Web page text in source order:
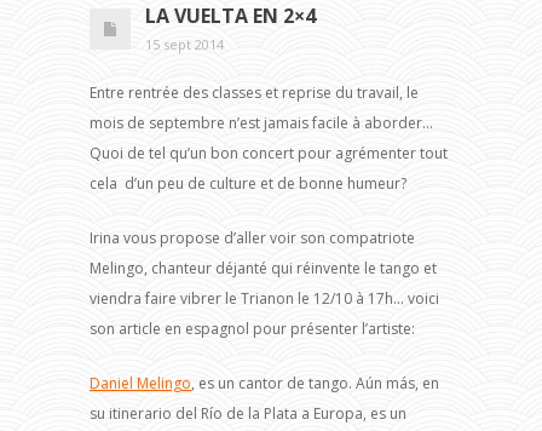
LA VUELTA EN 2×4
15 sept 2014
Entre rentrée des classes et reprise du travail, le
mois de septembre n’est jamais facile à aborder…
Quoi de tel qu’un bon concert pour agrémenter tout
cela d’un peu de culture et de bonne humeur?
Irina vous propose d’aller voir son compatriote
Melingo, chanteur déjanté qui réinvente le tango et
viendra faire vibrer le Trianon le 12/10 à 17h… voici
son article en espagnol pour présenter l’artiste:
Daniel Melingo, es un cantor de tango. Aún más, en
su itinerario del Río de la Plata a Europa, es un